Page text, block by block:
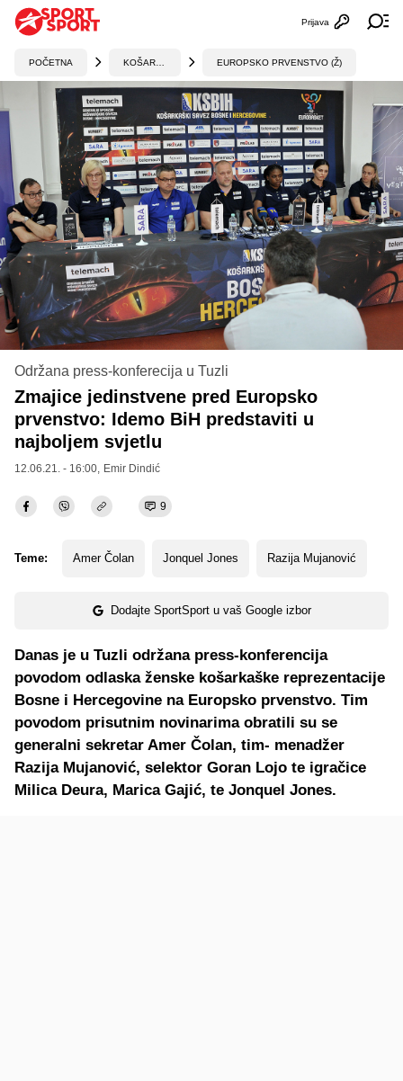
Otvori
Prijava
POČETNA EUROPSKO PRVENSTVO (Ž)
Održana press-konferecija u Tuzli
Zmajice jedinstvene pred Europsko
prvenstvo: Idemo BiH predstaviti u
najboljem svjetlu
12.06.21. - 16:00, Emir Dindić
9
Teme: Amer Čolan Jonquel Jones Razija Mujanović
Dodajte SportSport u vaš Google izbor
Danas je u Tuzli održana press-konferencija
povodom odlaska ženske košarkaške reprezentacije
Bosne i Hercegovine na Europsko prvenstvo. Tim
povodom prisutnim novinarima obratili su se
generalni sekretar Amer Čolan, tim- menadžer
Razija Mujanović, selektor Goran Lojo te igračice
Milica Deura, Marica Gajić, te Jonquel Jones.